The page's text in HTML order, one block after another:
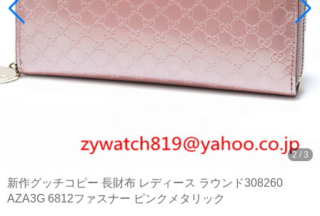
3 / 3
新作グッチコピー 長財布 レディース ラウンド308260
AZA3G 6812ファスナー ピンクメタリック